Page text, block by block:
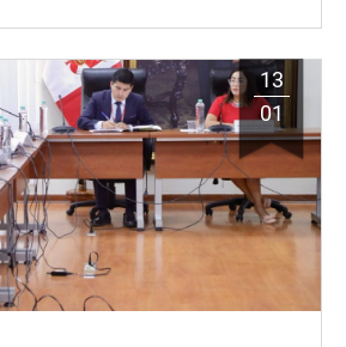
13
01